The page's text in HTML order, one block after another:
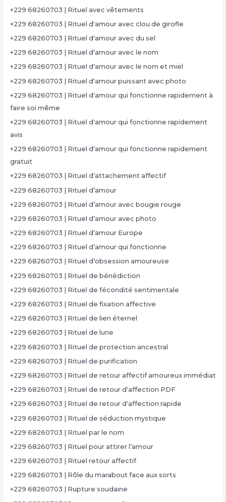
+229 68260703 | Rituel avec vêtements
+229 68260703 | Rituel d'amour avec clou de girofle
+229 68260703 | Rituel d'amour avec du sel
+229 68260703 | Rituel d'amour avec le nom
+229 68260703 | Rituel d'amour avec le nom et miel
+229 68260703 | Rituel d'amour puissant avec photo
+229 68260703 | Rituel d'amour qui fonctionne rapidement à
faire soi même
+229 68260703 | Rituel d'amour qui fonctionne rapidement
avis
+229 68260703 | Rituel d'amour qui fonctionne rapidement
gratuit
+229 68260703 | Rituel d'attachement affectif
+229 68260703 | Rituel d’amour
+229 68260703 | Rituel d’amour avec bougie rouge
+229 68260703 | Rituel d’amour avec photo
+229 68260703 | Rituel d’amour Europe
+229 68260703 | Rituel d’amour qui fonctionne
+229 68260703 | Rituel d’obsession amoureuse
+229 68260703 | Rituel de bénédiction
+229 68260703 | Rituel de fécondité sentimentale
+229 68260703 | Rituel de fixation affective
+229 68260703 | Rituel de lien éternel
+229 68260703 | Rituel de lune
+229 68260703 | Rituel de protection ancestral
+229 68260703 | Rituel de purification
+229 68260703 | Rituel de retour affectif amoureux immédiat
+229 68260703 | Rituel de retour d'affection PDF
+229 68260703 | Rituel de retour d'affection rapide
+229 68260703 | Rituel de séduction mystique
+229 68260703 | Rituel par le nom
+229 68260703 | Rituel pour attirer l’amour
+229 68260703 | Rituel retour affectif
+229 68260703 | Rôle du marabout face aux sorts
+229 68260703 | Rupture soudaine